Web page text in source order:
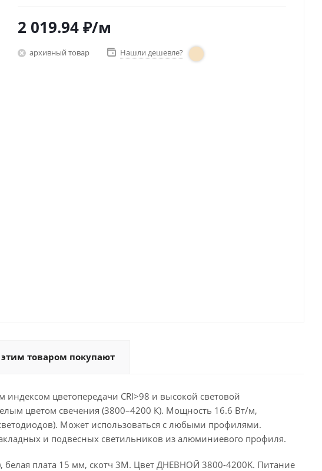
2 019.94₽/м
архивный товар Нашли дешевле?
товаром покупают
цветопередачи CRI>98 и высокой световой
цветом свечения (3800–4200 К). Мощность 16.6 Вт/м,
Может использоваться с любыми профилями.
и подвесных светильников из алюминиевого профиля.
плата 15 мм, скотч 3М. Цвет ДНЕВНОЙ 3800-4200K. Питание